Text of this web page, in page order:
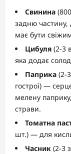
Свинина
задню частину,
має бути
Цибуля (2-3
яка додає
Паприка (2-
гострої) —
мелену
страви.
Томатна
шт.) — для
Часник (2-3